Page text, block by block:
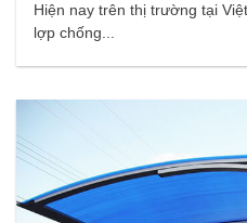
Hiện nay trên thị trường tại
lợp chống...